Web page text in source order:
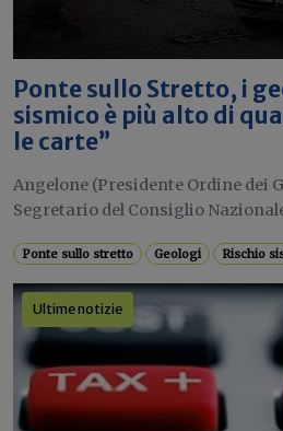
Ponte sullo Stretto, i
sismico è più alto di
le carte”
Angelone (Presidente Ordine dei
Segretario del Consiglio
Ponte sullo stretto Geologi Rischio
Ultime notizie